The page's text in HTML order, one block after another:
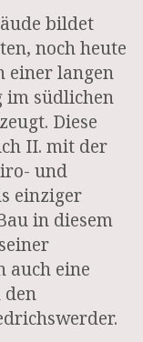
bildet
noch heute
einer langen
südlichen
Diese
II. mit der
und
einziger
in diesem
auch eine